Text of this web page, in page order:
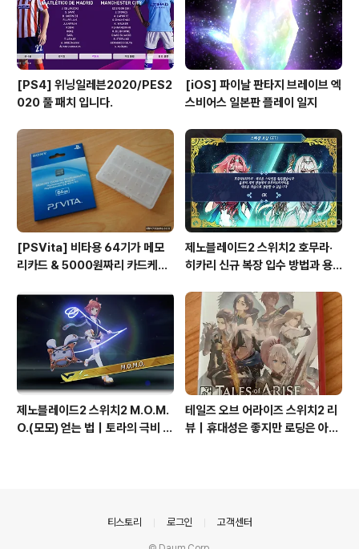
[PS4] 위닝일레븐2020/PES2
020 풀 패치 입니다.
[iOS] 파이날 판타지 브레이브 엑
스비어스 일본판 플레이 일지
[PSVita] 비타용 64기가 메모
리카드 & 5000원짜리 카드케이
제노블레이드2 스위치2 호무라·
히카리 신규 복장 입수 방법과 용
제노블레이드2 스위치2 M.O.M.
O.(모모) 얻는 법｜토라의 극비 컬
테일즈 오브 어라이즈 스위치2 리
뷰｜휴대성은 좋지만 로딩은 아쉽
티스토리 로그인 고객센터